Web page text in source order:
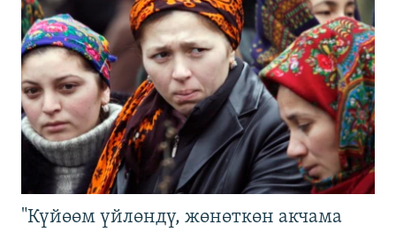
"Күйөөм үйлөндү, жөнөткөн акчама